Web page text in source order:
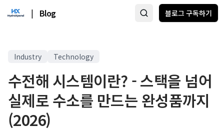
| Blog 블로그 구독하기
Industry Technology
수전해 시스템이란? - 스택을 넘어
실제로 수소를 만드는 완성품까지
(2026)